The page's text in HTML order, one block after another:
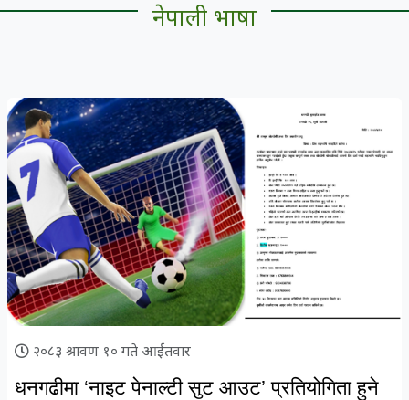
नेपाली भाषा
२०८३ श्रावण १० गते आईतवार
धनगढीमा ‘नाइट पेनाल्टी सुट आउट’ प्रतियोगिता हुने